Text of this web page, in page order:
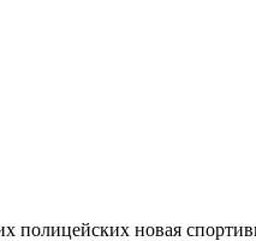
полицейских новая